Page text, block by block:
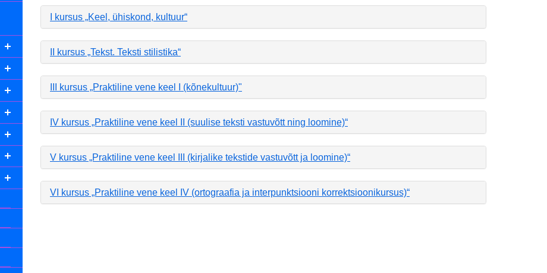
I kursus „Keel, ühiskond, kultuur“
II kursus „Tekst. Teksti stilistika“
III kursus „Praktiline vene keel I (kõnekultuur)"
IV kursus „Praktiline vene keel II (suulise teksti vastuvõtt ning loomine)“
V kursus „Praktiline vene keel III (kirjalike tekstide vastuvõtt ja loomine)“
VI kursus „Praktiline vene keel IV (ortograafia ja interpunktsiooni korrektsioonikursus)“